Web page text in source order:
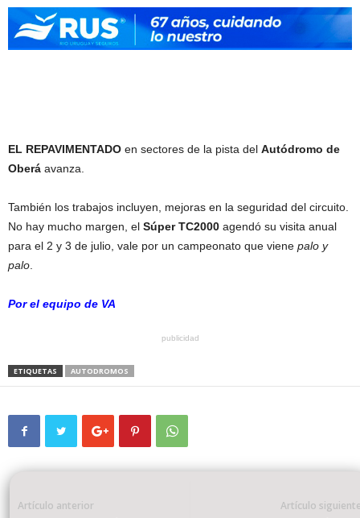
EL REPAVIMENTADO en sectores de la pista del Autódromo de
Oberá avanza.
También los trabajos incluyen, mejoras en la seguridad del circuito.
No hay mucho margen, el Súper TC2000 agendó su visita anual
para el 2 y 3 de julio, vale por un campeonato que viene palo y
palo
Por el equipo de VA
publicidad
ETIQUETAS AUTODROMOS
Artículo anterior Artículo